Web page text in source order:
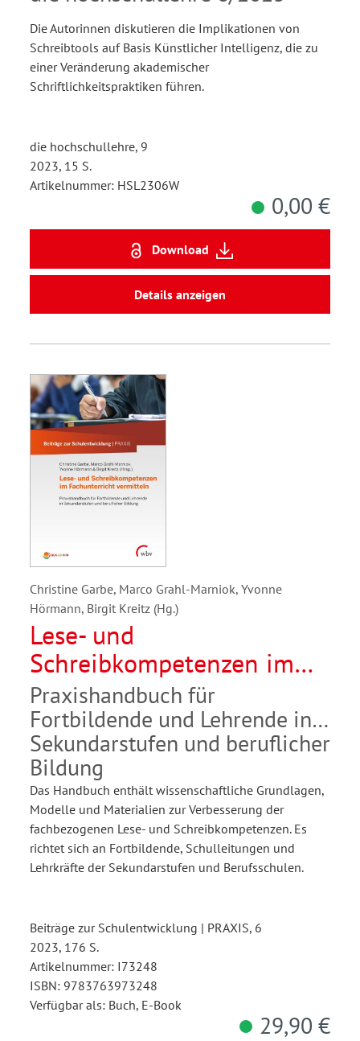
Schreibtools). Ein
Framework für eine
zukunftsfähige Lehr- und
Prüfungspraxis
Die Autorinnen diskutieren die Implikationen von
Schreibtools auf Basis Künstlicher Intelligenz, die zu
einer Veränderung akademischer
Schriftlichkeitspraktiken führen.
die hochschullehre, 9
2023, 15 S.
Artikelnummer: HSL2306W
0,00 €
Download
Details anzeigen
Christine Garbe, Marco Grahl-Marniok, Yvonne
Hörmann, Birgit Kreitz (Hg.)
Lese- und
Schreibkompetenzen im
Fachunterricht vermitteln
Praxishandbuch für
Fortbildende und Lehrende in
Sekundarstufen und beruflicher
Bildung
Das Handbuch enthält wissenschaftliche Grundlagen,
Modelle und Materialien zur Verbesserung der
fachbezogenen Lese- und Schreibkompetenzen. Es
richtet sich an Fortbildende, Schulleitungen und
Lehrkräfte der Sekundarstufen und Berufsschulen.
Beiträge zur Schulentwicklung | PRAXIS, 6
2023, 176 S.
Artikelnummer: I73248
ISBN: 9783763973248
Verfügbar als: Buch, E-Book
29,90 €